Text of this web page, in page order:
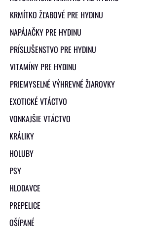
KRMÍTKO ŽĽABOVÉ PRE HYDINU
NAPÁJAČKY PRE HYDINU
PRÍSLUŠENSTVO PRE HYDINU
VITAMÍNY PRE HYDINU
PRIEMYSELNÉ VÝHREVNÉ ŽIAROVKY
EXOTICKÉ VTÁCTVO
VONKAJŠIE VTÁCTVO
KRÁLIKY
HOLUBY
PSY
HLODAVCE
PREPELICE
OŠÍPANÉ